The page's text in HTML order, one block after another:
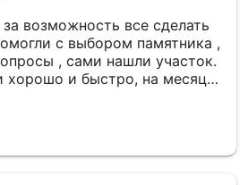
возможность все сделать
с выбором памятника ,
, сами нашли участок.
хорошо и быстро, на месяц
Ничего не навязывали
в итоге - все честно.